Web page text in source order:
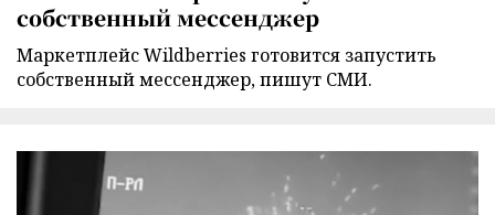
собственный мессенджер
Маркетплейс Wildberries готовится запустить
собственный мессенджер, пишут СМИ.